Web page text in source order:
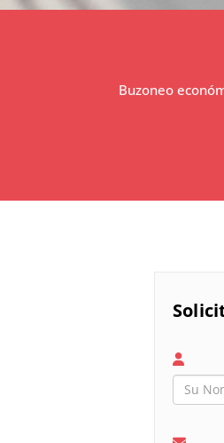
Buzoneo